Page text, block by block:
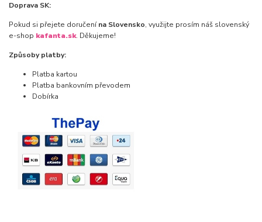
Doprava SK:
Pokud si přejete doručenína Slovensko, využijte prosím náš slovenský
e-shop kafanta.sk. Děkujeme!
Způsoby platby:
Platba kartou
Platba bankovním převodem
Dobírka